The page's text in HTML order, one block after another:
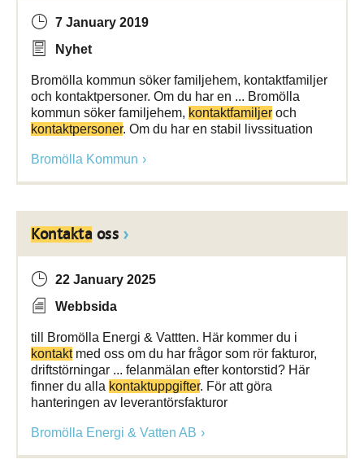
7 January 2019
Nyhet
Bromölla kommun söker familjehem, kontaktfamiljer
och kontaktpersoner. Om du har en ... Bromölla
kommun söker familjehem, kontaktfamiljer och
kontaktpersoner. Om du har en stabil livssituation
Bromölla Kommun
Kontaktaoss
22 January 2025
Webbsida
till Bromölla Energi & Vattten. Här kommer du i
kontaktmed oss om du har frågor som rör fakturor,
driftstörningar ... felanmälan efter kontorstid? Här
finner du alla kontaktuppgifter. För att göra
hanteringen av leverantörsfakturor
Bromölla Energi & Vatten AB